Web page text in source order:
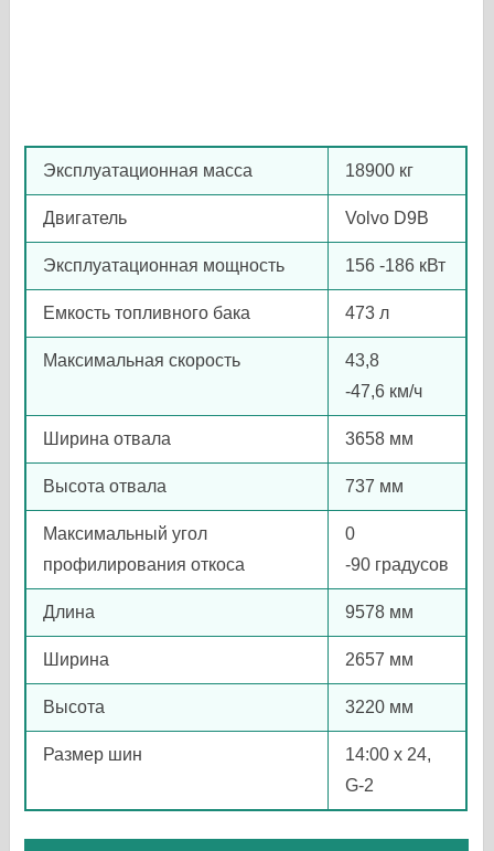
Эксплуатационная масса 18900 кг
Двигатель Volvo D9B
Эксплуатационная мощность 156 -186 кВт
Емкость топливного бака 473 л
Максимальная скорость
43,8
-47,6 км/ч
Ширина отвала 3658 мм
Высота отвала 737 мм
Максимальный угол
профилирования откоса
0
-90 градусов
Длина 9578 мм
Ширина 2657 мм
Высота 3220 мм
Размер шин
14:00 x 24,
G-2